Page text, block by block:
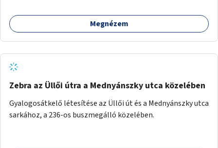
repüljenek, és ott rakják le petéiket.
Megnézem
Zebra az Üllői útra a Mednyánszky utca közelében
Gyalogosátkelő létesítése az Üllői út és a Mednyánszky utca
sarkához, a 236-os buszmegálló közelében.